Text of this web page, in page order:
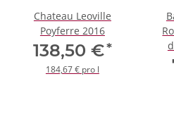
Chateau Leoville
Poyferre 2016
138,50 €*
184,67 € pro l